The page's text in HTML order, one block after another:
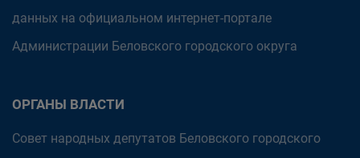
данных на официальном интернет-портале
Администрации Беловского городского округа
ОРГАНЫ ВЛАСТИ
Совет народных депутатов Беловского городского